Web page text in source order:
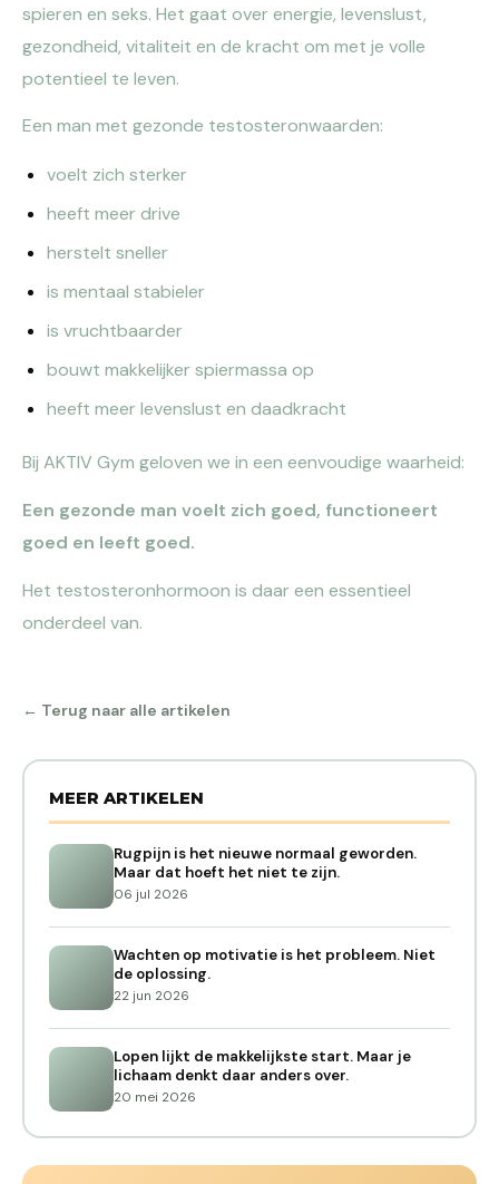
spieren en seks. Het gaat over energie, levenslust,
gezondheid, vitaliteit en de kracht om met je volle
potentieel te leven.
Een man met gezonde testosteronwaarden:
voelt zich sterker
heeft meer drive
herstelt sneller
is mentaal stabieler
is vruchtbaarder
bouwt makkelijker spiermassa op
heeft meer levenslust en daadkracht
Bij AKTIV Gym geloven we in een eenvoudige waarheid:
Een gezonde man voelt zich goed, functioneert
goed en leeft goed.
Het testosteronhormoon is daar een essentieel
onderdeel van.
← Terug naar alle artikelen
MEER ARTIKELEN
Rugpijn is het nieuwe normaal geworden.
Maar dat hoeft het niet te zijn.
06 jul 2026
Wachten op motivatie is het probleem. Niet
de oplossing.
22 jun 2026
Lopen lijkt de makkelijkste start. Maar je
lichaam denkt daar anders over.
20 mei 2026